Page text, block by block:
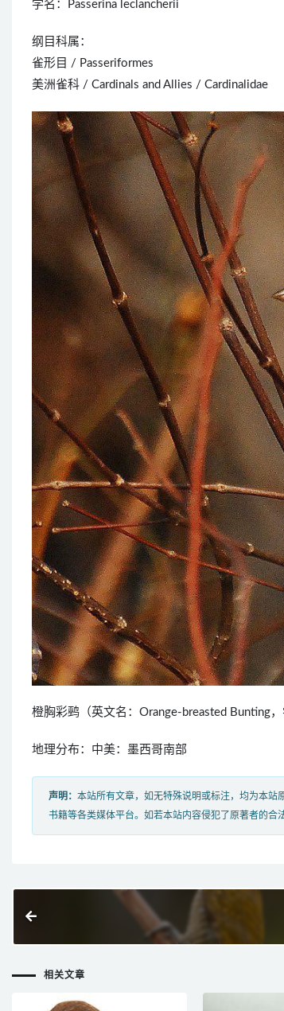
学名：Passerina leclancherii
纲目科属：
雀形目 / Passeriformes
美洲雀科 / Cardinals and Allies / Cardinalidae
橙胸彩鹀（英文名：Orange-breasted Bunting
地理分布：中美：墨西哥南部
声明： 本站所有文章，如无特殊说明或标注，均为本站
书籍等各类媒体平台。如若本站内容侵犯了原著者的合
相关文章